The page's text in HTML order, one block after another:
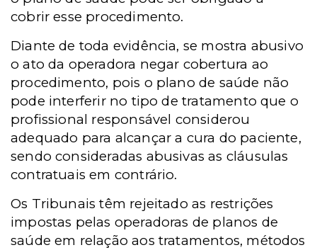
cobrir esse procedimento.
Diante de toda evidência, se mostra abusivo
o ato da operadora negar cobertura ao
procedimento, pois o plano de saúde não
pode interferir no tipo de tratamento que o
profissional responsável considerou
adequado para alcançar a cura do paciente,
sendo consideradas abusivas as cláusulas
contratuais em contrário.
Os Tribunais têm rejeitado as restrições
impostas pelas operadoras de planos de
saúde em relação aos tratamentos, métodos